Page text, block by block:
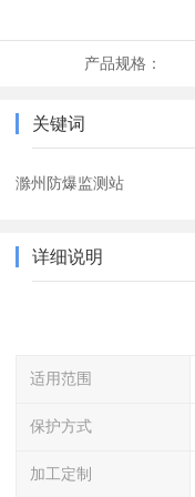
产品规格：
关键词
滁州防爆监测站
详细说明
适用范围
保护方式
加工定制